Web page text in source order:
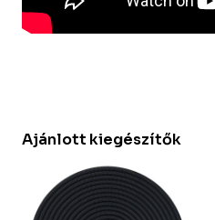
Ajánlott kiegészítők